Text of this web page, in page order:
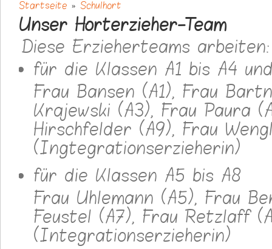
Sie sind hier
Startseite » Schulhort
Unser Horterzieher-Team
Diese Erzieherteams arbeiten:
für die Klassen A1 bis A4
Frau Bansen (A1), Frau
Krajewski (A3), Frau Paura
Hirschfelder (A9), Frau
(Ingtegrationserzieherin)
für die Klassen A5 bis A8
Frau Uhlemann (A5), Frau
Feustel (A7), Frau Retzlaff
(Integrationserzieherin)